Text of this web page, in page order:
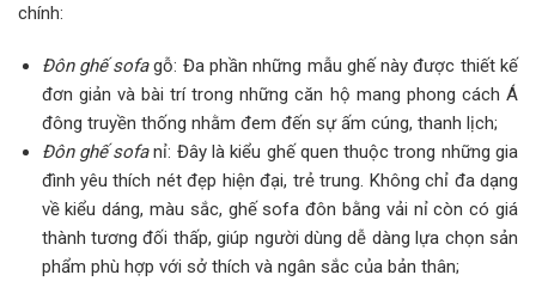
chính:
Đôn ghế sofagỗ: Đa phần những mẫu ghế này được thiết kế
đơn giản và bài trí trong những căn hộ mang phong cách Á
đông truyền thống nhằm đem đến sự ấm cúng, thanh lịch;
Đôn ghế sofanỉ: Đây là kiểu ghế quen thuộc trong những gia
đình yêu thích nét đẹp hiện đại, trẻ trung. Không chỉ đa dạng
về kiểu dáng, màu sắc, ghế sofa đôn bằng vải nỉ còn có giá
thành tương đối thấp, giúp người dùng dễ dàng lựa chọn sản
phẩm phù hợp với sở thích và ngân sắc của bản thân;